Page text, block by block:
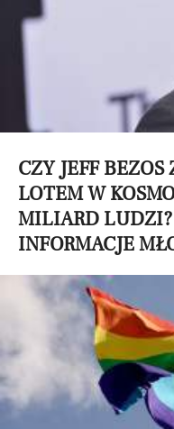
CZY JEFF
LOTEM W
MILIARD
INFORMACJE